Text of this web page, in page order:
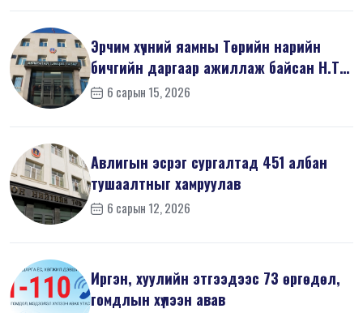
Эрчим хүчний яамны Төрийн нарийн
бичгийн даргаар ажиллаж байсан Н.Т
на...6 сарын 15, 2026
Авлигын эсрэг сургалтад 451 албан
тушаалтныг хамруулав
6 сарын 12, 2026
Иргэн, хуулийн этгээдээс 73 өргөдөл,
гомдлын хүлээн авав